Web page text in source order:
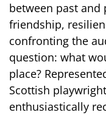
between past and
friendship,
confronting the
question: what
place?
Scottish
enthusiastically